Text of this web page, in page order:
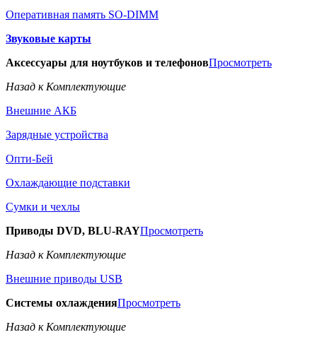
Оперативная память SO-DIMM
Звуковые карты
Аксессуары для ноутбуков и телефоновПросмотреть
Назад к Комплектующие
Внешние АКБ
Зарядные устройства
Опти-Бей
Охлаждающие подставки
Сумки и чехлы
Приводы DVD, BLU-RAYПросмотреть
Назад к Комплектующие
Внешние приводы USB
Системы охлажденияПросмотреть
Назад к Комплектующие